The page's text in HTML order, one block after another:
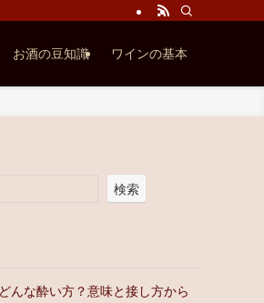
お酒の豆知識 ワインの基本
検索
んな酔い方？意味と接し方から